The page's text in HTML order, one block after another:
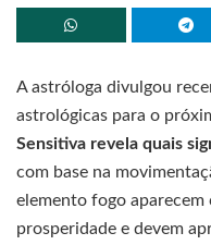
A astróloga divulgou
astrológicas para o
Sensitiva revela quais
com base na
elemento fogo aparecem
prosperidade e devem